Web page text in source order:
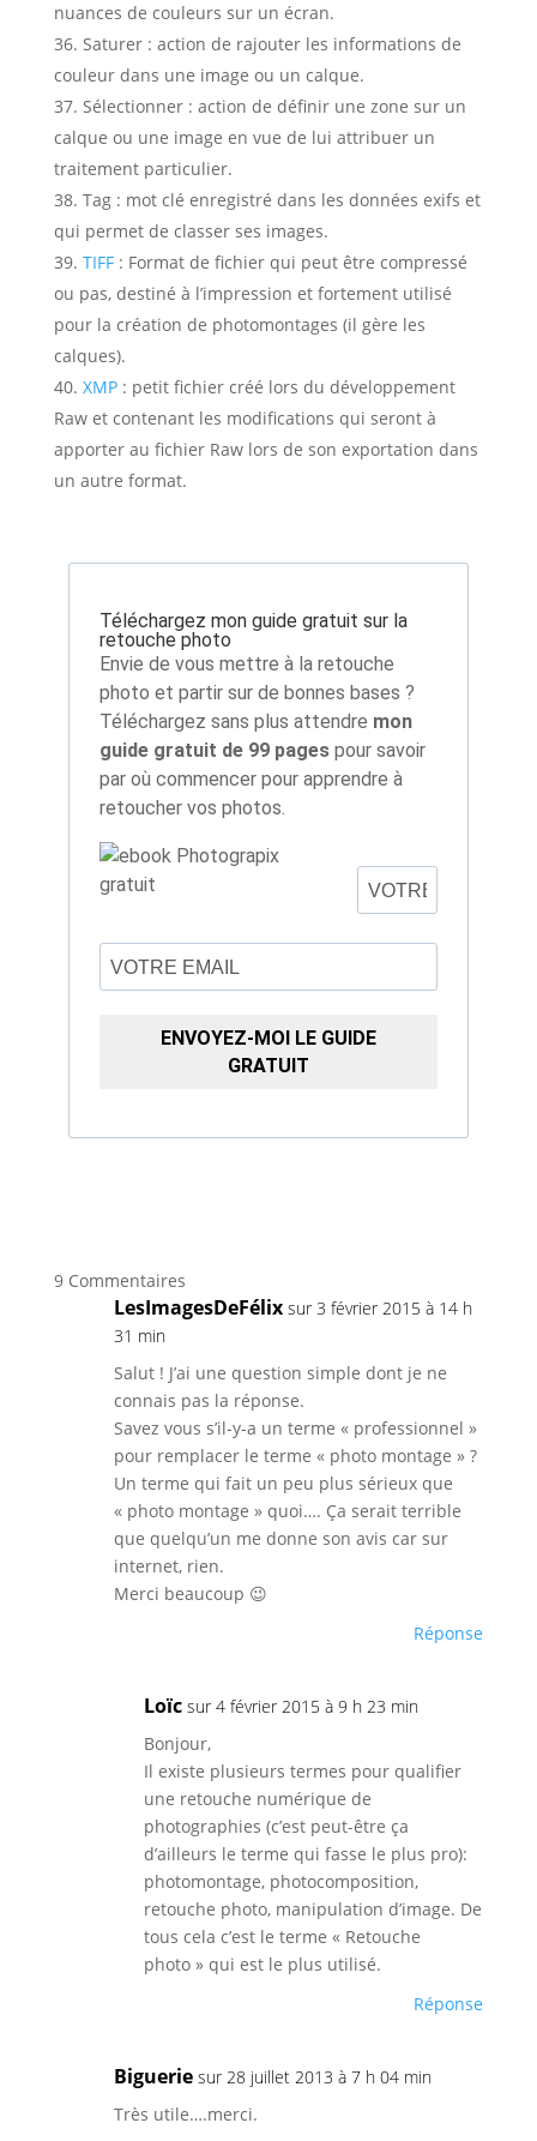
nuances de couleurs sur un écran.
Saturer : action de rajouter les informations de
couleur dans une image ou un calque.
Sélectionner : action de définir une zone sur un
calque ou une image en vue de lui attribuer un
traitement particulier.
Tag : mot clé enregistré dans les données exifs et
qui permet de classer ses images.
TIFF: Format de fichier qui peut être compressé
ou pas, destiné à l’impression et fortement utilisé
pour la création de photomontages (il gère les
calques).
XMP: petit fichier créé lors du développement
Raw et contenant les modifications qui seront à
apporter au fichier Raw lors de son exportation dans
un autre format.
Téléchargez mon guide gratuit sur la
retouche photo
Envie de vous mettre à la retouche
photo et partir sur de bonnes bases ?
Téléchargez sans plus attendre mon
guide gratuit de 99 pagespour savoir
par où commencer pour apprendre à
retoucher vos photos.
ENVOYEZ-MOI LE GUIDE
GRATUIT
9 Commentaires
LesImagesDeFélix sur 3 février 2015 à 14 h
31 min
Salut ! J’ai une question simple dont je ne
connais pas la réponse.
Savez vous s’il-y-a un terme « professionnel »
pour remplacer le terme « photo montage » ?
Un terme qui fait un peu plus sérieux que
« photo montage » quoi…. Ça serait terrible
que quelqu’un me donne son avis car sur
internet, rien.
Merci beaucoup 😉
Réponse
Loïc sur 4 février 2015 à 9 h 23 min
Bonjour,
Il existe plusieurs termes pour qualifier
une retouche numérique de
photographies (c’est peut-être ça
d’ailleurs le terme qui fasse le plus pro):
photomontage, photocomposition,
retouche photo, manipulation d’image. De
tous cela c’est le terme « Retouche
photo » qui est le plus utilisé.
Réponse
Biguerie sur 28 juillet 2013 à 7 h 04 min
Très utile….merci.